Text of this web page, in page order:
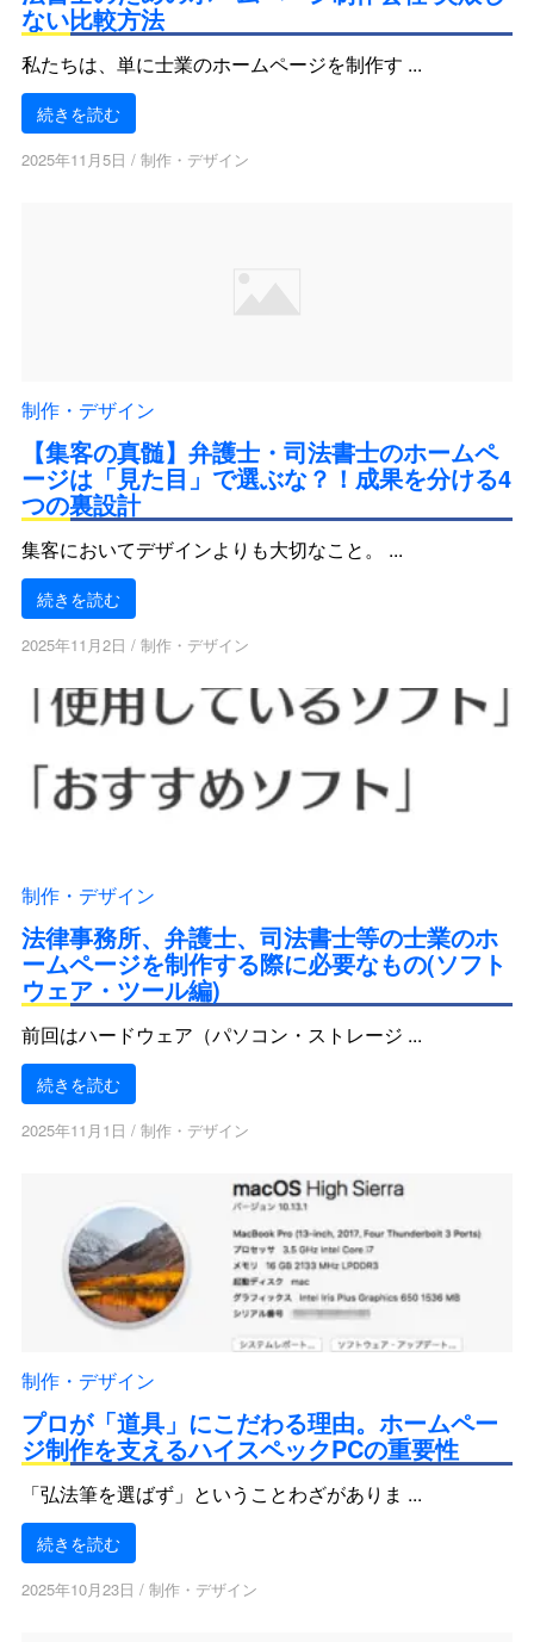
ない比較方法
私たちは、単に士業のホームページを制作す ...
続きを読む
2025年11月5日 / 制作・デザイン
制作・デザイン
【集客の真髄】弁護士・司法書士のホームペ
ージは「見た目」で選ぶな？！成果を分ける4
つの裏設計
集客においてデザインよりも大切なこと。 ...
続きを読む
2025年11月2日 / 制作・デザイン
制作・デザイン
法律事務所、弁護士、司法書士等の士業のホ
ームページを制作する際に必要なもの(ソフト
ウェア・ツール編)
前回はハードウェア（パソコン・ストレージ ...
続きを読む
2025年11月1日 / 制作・デザイン
制作・デザイン
プロが「道具」にこだわる理由。ホームペー
ジ制作を支えるハイスペックPCの重要性
「弘法筆を選ばず」ということわざがありま ...
続きを読む
2025年10月23日 / 制作・デザイン